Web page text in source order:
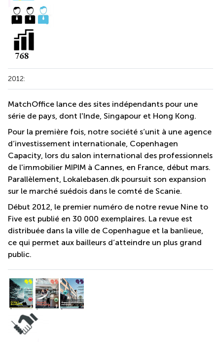
2012:
MatchOffice lance des sites indépendants pour une
série de pays, dont l'Inde, Singapour et Hong Kong.
Pour la première fois, notre société s’unit à une agence
d’investissement internationale, Copenhagen
Capacity, lors du salon international des professionnels
de l'immobilier MIPIM à Cannes, en France, début mars.
Parallèlement, Lokalebasen.dk poursuit son expansion
sur le marché suédois dans le comté de Scanie.
Début 2012, le premier numéro de notre revue Nine to
Five est publié en 30 000 exemplaires. La revue est
distribuée dans la ville de Copenhague et la banlieue,
ce qui permet aux bailleurs d’atteindre un plus grand
public.